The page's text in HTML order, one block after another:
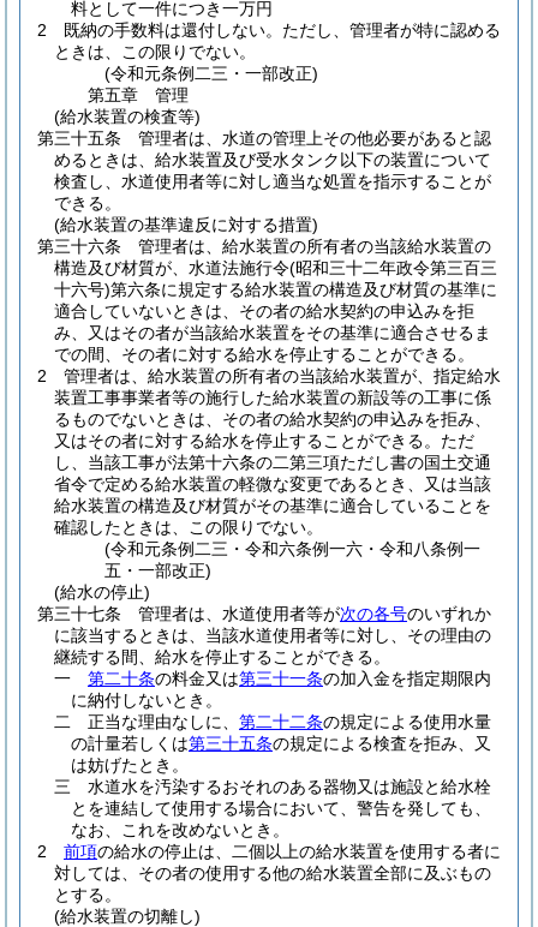
料として一件につき一万円
2
既納の手数料は還付しない。 ただし、管理者が特に認める
ときは、この限りでない。
(令和元条例二三・一部改正)
第五章
管理
(給水装置の検査等)
第三十五条
管理者は、水道の管理上その他必要があると認
めるときは、給水装置及び受水タンク以下の装置について
検査し、水道使用者等に対し適当な処置を指示することが
できる。
(給水装置の基準違反に対する措置)
第三十六条
管理者は、給水装置の所有者の当該給水装置の
構造及び材質が、水道法施行令(昭和三十二年政令第三百三
十六号)第六条に規定する給水装置の構造及び材質の基準に
適合していないときは、その者の給水契約の申込みを拒
み、又はその者が当該給水装置をその基準に適合させるま
での間、その者に対する給水を停止することができる。
2
管理者は、給水装置の所有者の当該給水装置が、指定給水
装置工事事業者等の施行した給水装置の新設等の工事に係
るものでないときは、その者の給水契約の申込みを拒み、
又はその者に対する給水を停止することができる。 ただ
し、当該工事が法第十六条の二第三項ただし書の国土交通
省令で定める給水装置の軽微な変更であるとき、又は当該
給水装置の構造及び材質がその基準に適合していることを
確認したときは、この限りでない。
(令和元条例二三・令和六条例一六・令和八条例一
五・一部改正)
(給水の停止)
第三十七条
管理者は、水道使用者等が次の各号のいずれか
に該当するときは、当該水道使用者等に対し、その理由の
継続する間、給水を停止することができる。
一
第二十条の料金又は第三十一条の加入金を指定期限内
に納付しないとき。
二
正当な理由なしに、 第二十二条の規定による使用水量
の計量若しくは第三十五条の規定による検査を拒み、又
は妨げたとき。
三
水道水を汚染するおそれのある器物又は施設と給水栓
とを連結して使用する場合において、警告を発しても、
なお、これを改めないとき。
2
前項の給水の停止は、二個以上の給水装置を使用する者に
対しては、その者の使用する他の給水装置全部に及ぶもの
とする。
(給水装置の切離し)